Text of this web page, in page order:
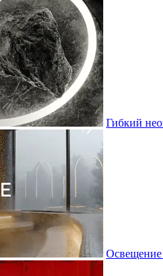
Гибкий
Освещение